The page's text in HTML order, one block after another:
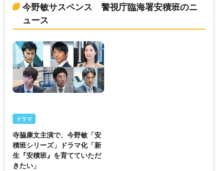
今野敏サスペンス 警視庁臨海署安積班のニ
ュース
ドラマ
寺脇康文主演で、今野敏「安
積班シリーズ」ドラマ化「新
生『安積班』を育てていただ
きたい」